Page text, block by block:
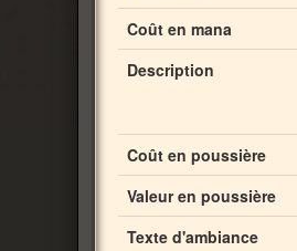
Coût en mana
Description
Coût en poussière
Valeur en poussière
Texte d'ambiance